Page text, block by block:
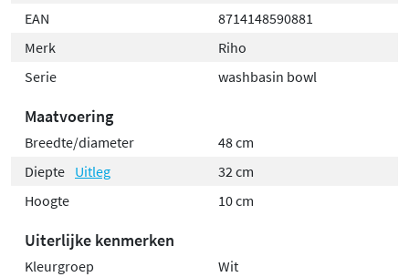
EAN
8714148590881
Merk
Riho
Serie
washbasin bowl
Maatvoering
Breedte/diameter
48 cm
Diepte Uitleg
32 cm
Hoogte
10 cm
Uiterlijke kenmerken
Kleurgroep
Wit